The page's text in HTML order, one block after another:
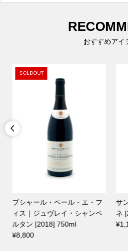
おすすめアイ

SOLDOUT
ブシャール・ペール・エ・フ
ィス｜ジュヴレイ・シャンベ
ルタン [2018] 750ml
¥8,800
サ
ネ